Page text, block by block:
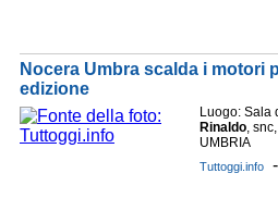
Nocera Umbra scalda i motori
edizione
Luogo: Sala
Rinaldo,
UMBRIA
Tuttoggi.info -